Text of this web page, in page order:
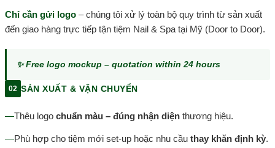
Chỉ cần gửi logo – chúng tôi xử lý toàn bộ quy trình từ sản xuất
đến giao hàng trực tiếp tận tiệm Nail & Spa tại Mỹ (Door to Door).
✨ Free logo mockup – quotation within 24 hours
02 SẢN XUẤT & VẬN CHUYỂN
—Thêu logo chuẩn màu – đúng nhận diện thương hiệu.
—Phù hợp cho tiệm mới set-up hoặc nhu cầu thay khăn định kỳ.